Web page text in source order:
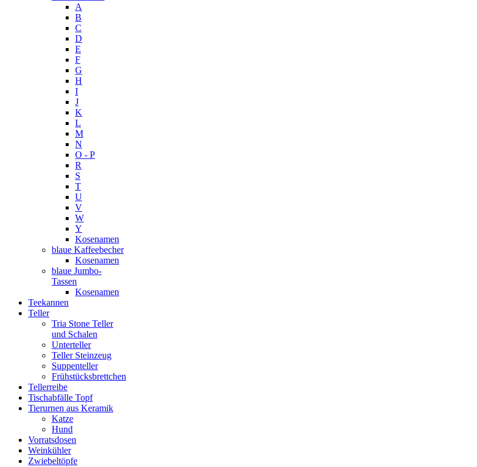
A
B
C
D
E
F
G
H
I
J
K
L
M
N
O - P
R
S
T
U
V
W
Y
Kosenamen
blaue Kaffeebecher
Kosenamen
blaue Jumbo-
Tassen
Kosenamen
Teekannen
Teller
Tria Stone Teller
und Schalen
Unterteller
Teller Steinzeug
Suppenteller
Frühstücksbrettchen
Tellerreibe
Tischabfälle Topf
Tierurnen aus Keramik
Katze
Hund
Vorratsdosen
Weinkühler
Zwiebeltöpfe